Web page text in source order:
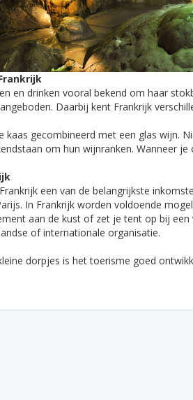
en drinken vooral bekend om haar
Daarbij kent Frankrijk
kaas gecombineerd met een glas wijn.
om hun wijnranken. Wanneer
een van de belangrijkste
In Frankrijk worden voldoende
aan de kust of zet je tent op bij
of internationale organisatie.
dorpjes is het toerisme goed